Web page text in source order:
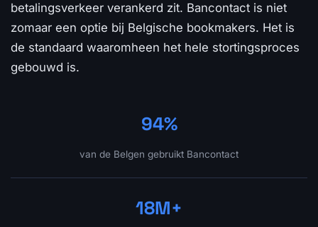
betalingsverkeer verankerd zit. Bancontact is niet
zomaar een optie bij Belgische bookmakers. Het is
de standaard waaromheen het hele stortingsproces
gebouwd is.
94%
van de Belgen gebruikt Bancontact
18M+